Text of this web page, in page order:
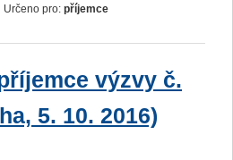
Určeno pro: příjemce
výzvy č.
5. 10. 2016)